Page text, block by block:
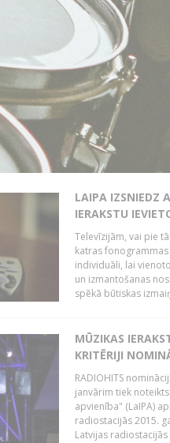
LAIPA IZSNIEDZ
IERAKSTU
Televīzijām, vai pie
katras
individuāli, lai
un izmantošanas
spēkā būtiskas
MŪZIKAS
KRITĒRIJI
RADIOHITS
janvārim tiek
apvienība" (LaIPA)
radiostacijās 2015.
Latvijas